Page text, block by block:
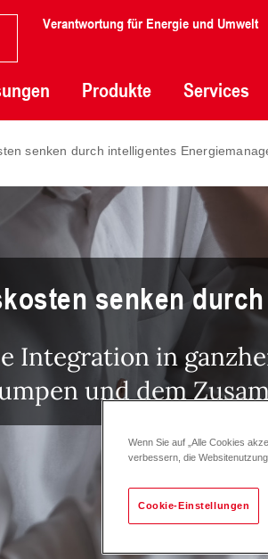
Verantwortung für Energie und Umwelt
Produkte Services
senken durch intelligentes
senken
Integration in
und dem
Wenn Sie auf „Alle Cookies
verbessern, die
Cookie-Einstellungen